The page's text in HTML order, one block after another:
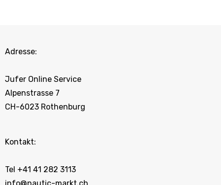
Adresse:
Jufer Online Service
Alpenstrasse 7
CH-6023 Rothenburg
Kontakt:
Tel +41 41 282 3113
info@nautic-markt.ch